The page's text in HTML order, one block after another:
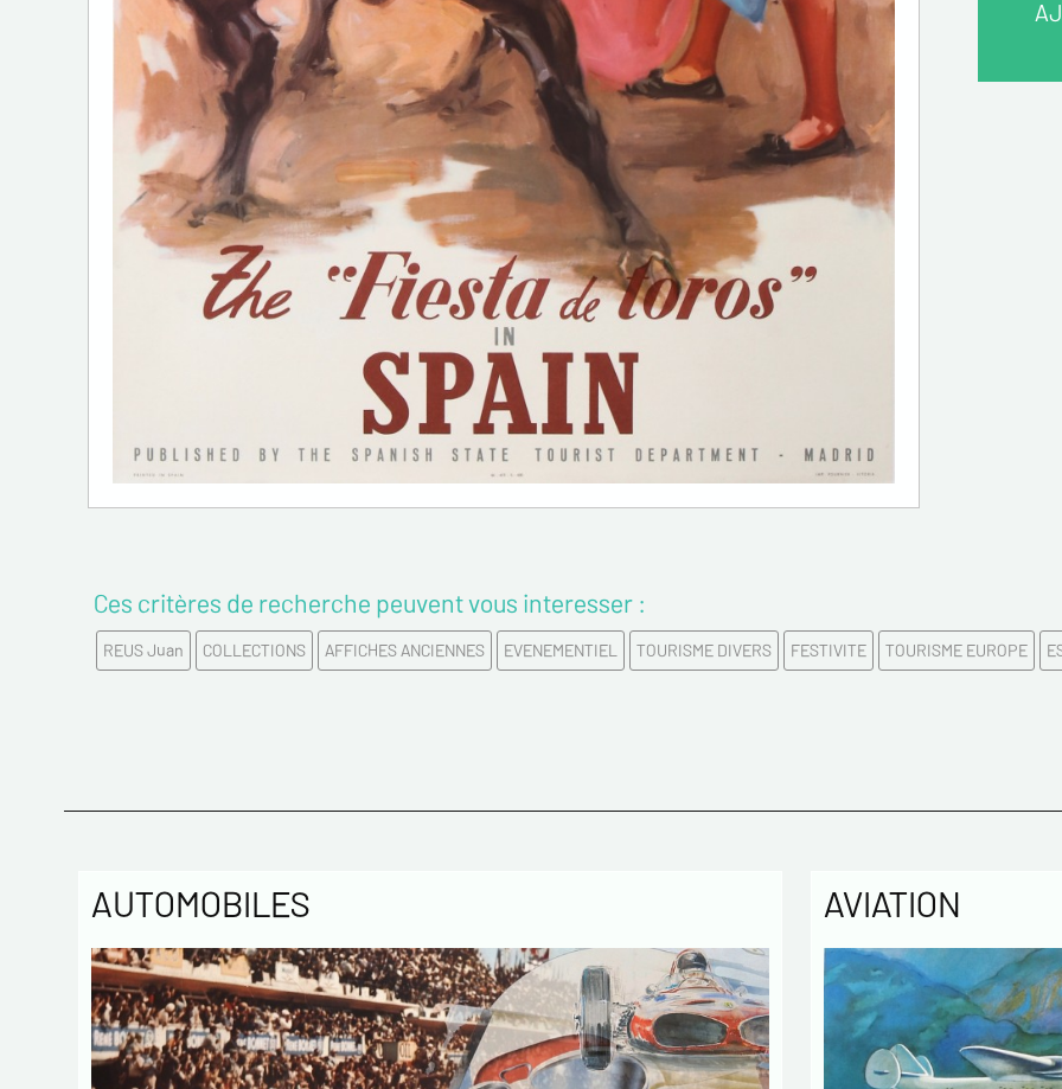
Les
pouvez
vous
pouvez
Ces critères de recherche peuvent vous interesser :
REUS Juan COLLECTIONS AFFICHES ANCIENNES EVENEMENTIEL TOURISME DIVERS FESTIVITE TOURISME EUROPE
AUTOMOBILES AVIATION